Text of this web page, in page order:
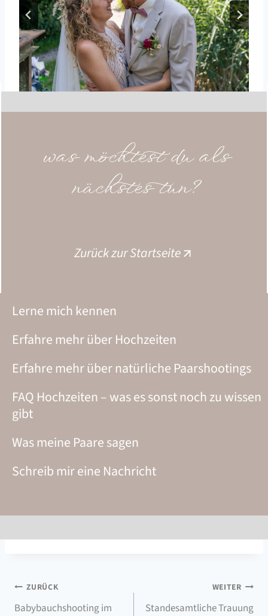
was möchtest du als
nächstes tun?
Zurück zur Startseite
Lerne mich kennen
Erfahre mehr über Hochzeiten
Erfahre mehr über natürliche Paarshootings
FAQ Hochzeiten – was es sonst noch zu wissen
gibt
Was meine Paare sagen
Schreib mir eine Nachricht
Beitragsnavigation
ZURÜCK
Babybauchshooting im
WEITER
Standesamtliche Trauung